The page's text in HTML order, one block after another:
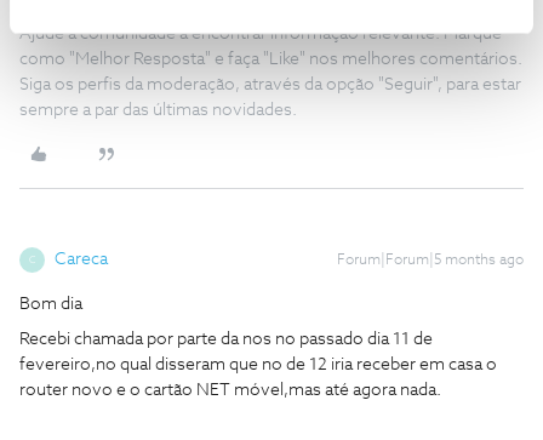
Ajude a comunidade a encontrar informação relevante. Marque
como "Melhor Resposta" e faça "Like" nos melhores comentários.
Siga os perfis da moderação, através da opção "Seguir", para estar
sempre a par das últimas novidades.
C Careca Forum|Forum|5 months ago
Bom dia
Recebi chamada por parte da nos no passado dia 11 de
fevereiro,no qual disseram que no de 12 iria receber em casa o
router novo e o cartão NET móvel,mas até agora nada.